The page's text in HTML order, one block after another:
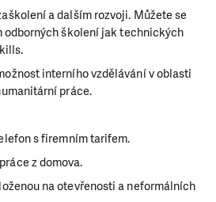
a dalším rozvoji. Můžete se
odborných školení jak technických
interního vzdělávání v oblasti
práce.
s firemním tarifem.
z domova.
na otevřenosti a neformálních